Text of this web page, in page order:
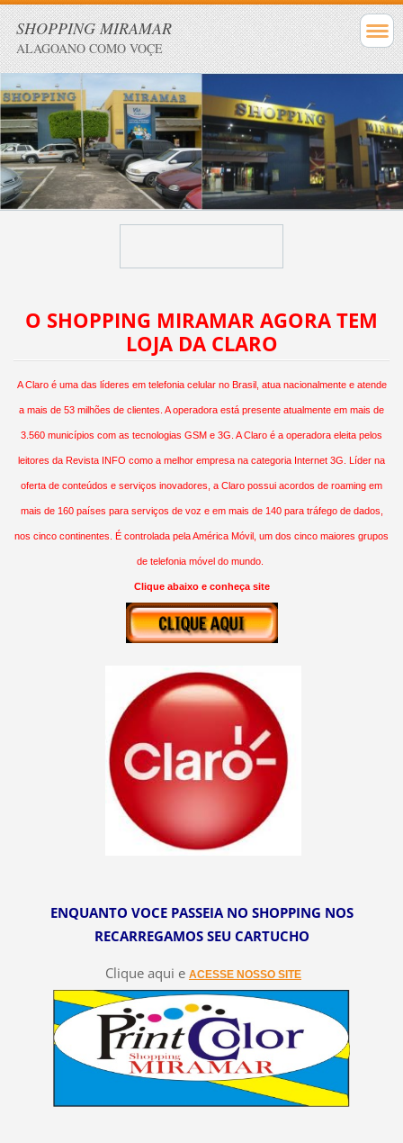
SHOPPING MIRAMAR
ALAGOANO COMO VOÇE
O SHOPPING MIRAMAR AGORA TEM
LOJA DA CLARO
A Claro é uma das líderes em telefonia celular no Brasil, atua nacionalmente e atende
a mais de 53 milhões de clientes. A operadora está presente atualmente em mais de
3.560 municípios com as tecnologias GSM e 3G. A Claro é a operadora eleita pelos
leitores da Revista INFO como a melhor empresa na categoria Internet 3G. Líder na
oferta de conteúdos e serviços inovadores, a Claro possui acordos de roaming em
mais de 160 países para serviços de voz e em mais de 140 para tráfego de dados,
nos cinco continentes. É controlada pela América Móvil, um dos cinco maiores grupos
de telefonia móvel do mundo.
Clique abaixo e conheça site
ENQUANTO VOCE PASSEIA NO SHOPPING NOS
RECARREGAMOS SEU CARTUCHO
Clique aqui e ACESSE NOSSO SITE